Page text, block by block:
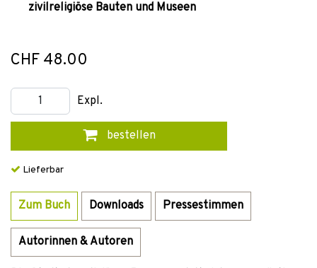
zivilreligiöse Bauten und Museen
CHF 48.00
Expl.
bestellen
Lieferbar
Zum Buch Downloads Pressestimmen
Autorinnen & Autoren